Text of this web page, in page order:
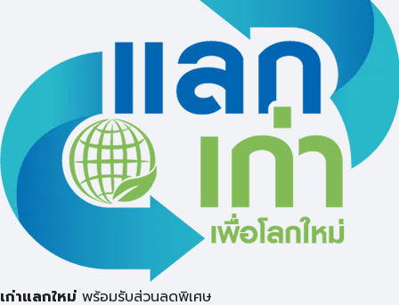
เก่าแลกใหม่ พร้อมรับส่วนลดพิเศษ